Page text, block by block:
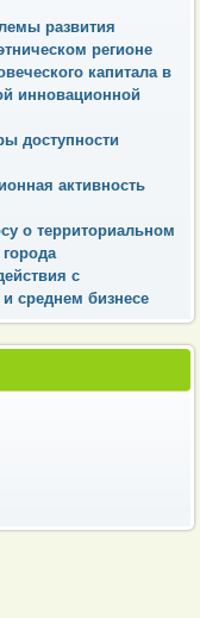
развития
регионе
капитала в
инновационной
доступности
активность
о территориальном
с
среднем бизнесе